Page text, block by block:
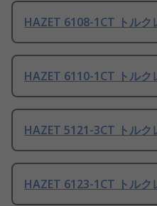
HAZET 6108-1CT トル
HAZET 6110-1CT トル
HAZET 5121-3CT トル
HAZET 6123-1CT トル